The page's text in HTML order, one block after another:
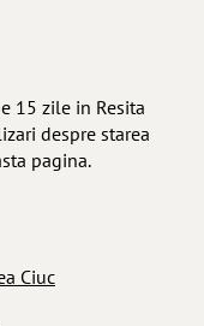
15 zile in Resita
despre starea
pagina.
Ciuc